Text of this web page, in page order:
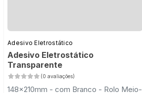
Adesivo Eletrostático
Adesivo Eletrostático
Transparente
(0 avaliações)
148x210mm - com Branco - Rolo Meio-